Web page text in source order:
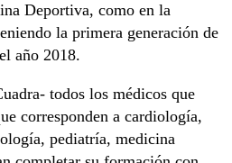
Deportiva, como en la
la primera generación de
año 2018.
todos los médicos que
corresponden a cardiología,
pediatría, medicina